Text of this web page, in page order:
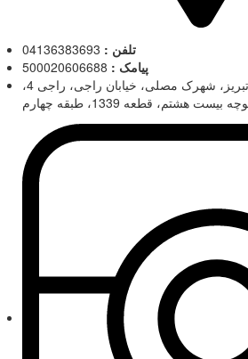
تلفن :
پیامک :
آذربایجان شرقی، تبریز، شهرک مصلی، خیابان راجی، راجی 4،
بیست هشتم، قطعه 1339، طبقه چهارم